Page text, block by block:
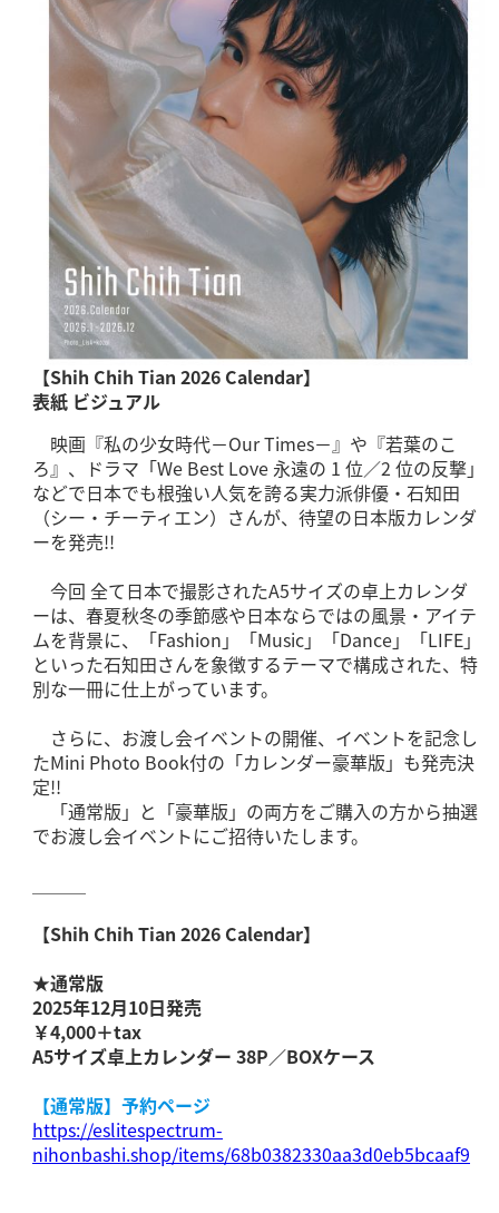
【Shih Chih Tian 2026 Calendar】
表紙 ビジュアル
映画『私の少女時代－Our Times－』や『若葉のこ
ろ』、ドラマ「We Best Love 永遠の 1 位／2 位の反撃」
などで日本でも根強い人気を誇る実力派俳優・石知田
（シー・チーティエン）さんが、待望の日本版カレンダ
ーを発売!!
今回 全て日本で撮影されたA5サイズの卓上カレンダ
ーは、春夏秋冬の季節感や日本ならではの風景・アイテ
ムを背景に、「Fashion」「Music」「Dance」「LIFE」
といった石知田さんを象徴するテーマで構成された、特
別な一冊に仕上がっています。
さらに、お渡し会イベントの開催、イベントを記念し
たMini Photo Book付の「カレンダー豪華版」も発売決
定!!
「通常版」と「豪華版」の両方をご購入の方から抽選
でお渡し会イベントにご招待いたします。
【Shih Chih Tian 2026 Calendar】
★通常版
2025年12月10日発売
￥4,000＋tax
A5サイズ卓上カレンダー 38P／BOXケース
【通常版】予約ページ
https://eslitespectrum-
nihonbashi.shop/items/68b0382330aa3d0eb5bcaaf9